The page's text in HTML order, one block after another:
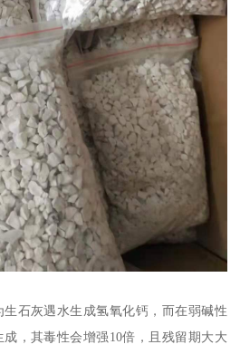
石灰遇水生成氢氧化钙，而在弱碱性
，其毒性会增强10倍，且残留期大大